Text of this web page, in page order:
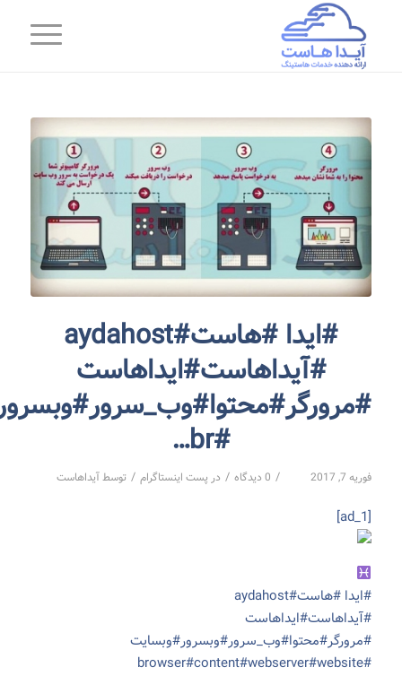
#ایدا #هاست#aydahost
#آیداهاست#ایداهاست
#br…
فوریه 7, 2017 / 0 دیدگاه / در پست اینستاگرام / توسطآیداهاست
[ad_1]
#ایدا #هاست#aydahost
#آیداهاست#ایداهاست
#مرورگر#محتوا#وب_سرور#وبسرور#وبسایت
#browser#content#webserver#website